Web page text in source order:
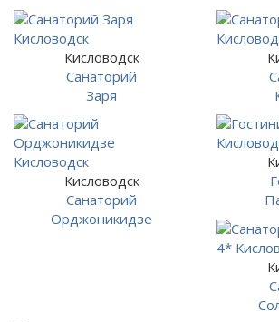
Кисловодск
Санаторий
Заря
Кисловодск
Санаторий
Орджоникидзе